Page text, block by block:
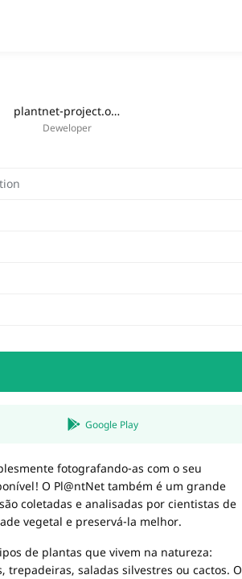
plantnet-project.org
Deweloper
Google Play
fotografando-as com o seu
O Pl@ntNet também é um grande
coletadas e analisadas por cientistas de
vegetal e preservá-la melhor.
de plantas que vivem na natureza:
saladas silvestres ou cactos. O